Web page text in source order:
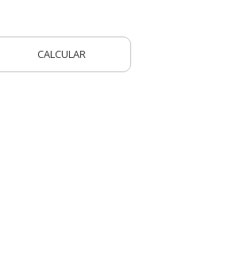
CALCULAR